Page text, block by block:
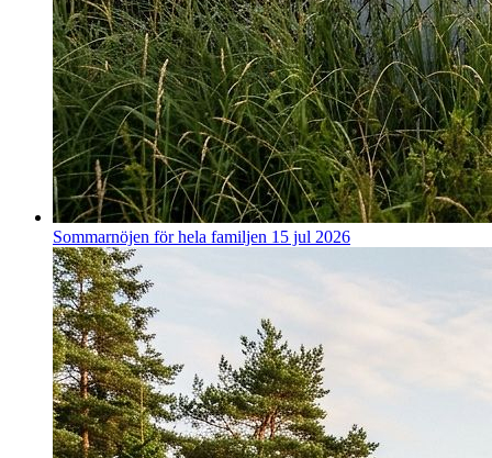
Sommarnöjen för hela familjen 15 jul 2026